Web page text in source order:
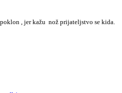
, jer kažu nož prijateljstvo se kida.